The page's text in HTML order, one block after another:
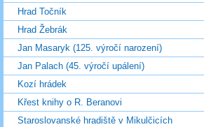
Hrad Točník
Hrad Žebrák
Jan Masaryk (125. výročí narození)
Jan Palach (45. výročí upálení)
Kozí hrádek
Křest knihy o R. Beranovi
Staroslovanské hradiště v Mikulčicích